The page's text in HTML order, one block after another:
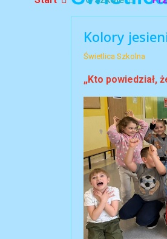
Kolory
Świetlica Szkolna
„Kto powiedział,